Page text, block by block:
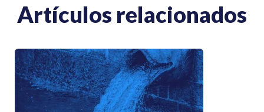
Artículos relacionados